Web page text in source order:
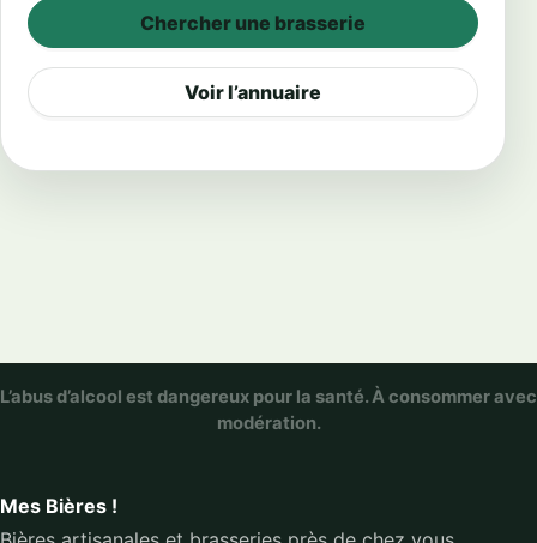
Chercher une brasserie
Voir l’annuaire
L’abus d’alcool est dangereux pour la santé. À consommer avec
modération.
Mes Bières !